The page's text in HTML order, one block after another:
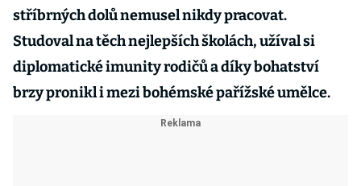
stříbrných dolů nemusel nikdy pracovat.
Studoval na těch nejlepších školách, užíval si
diplomatické imunity rodičů a díky bohatství
brzy pronikl i mezi bohémské pařížské umělce.